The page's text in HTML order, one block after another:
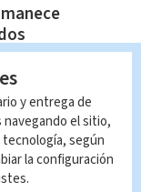
médico
de
con
aterriza
y entrega de
el sitio,
según
la configuración